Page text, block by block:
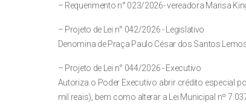
– Requerimento n° 023/2026- vereadora Marisa
– Projeto de Lei n° 042/2026 - Legislativo
Denomina de Praça Paulo César dos Santos
– Projeto de Lei n° 044/2026 - Executivo
Autoriza o Poder Executivo abrir crédito especial
mil reais), bem como alterar a Lei Municipal nº